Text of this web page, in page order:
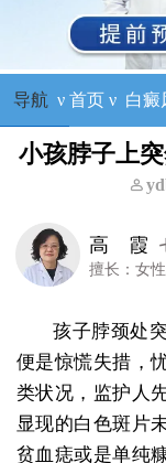
导航 ν 首页ν 白癜
小孩脖子上
高 霞
擅长：女
孩子脖颈处
便是惊慌失措，
类状况，监护人
显现的白色斑片
贫血痣或是单纯